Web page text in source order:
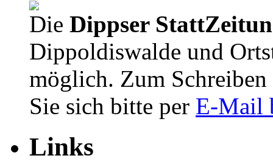
Die Dippser
Dippoldiswalde und
möglich. Zum
Sie sich bitte per E-Mail
Links